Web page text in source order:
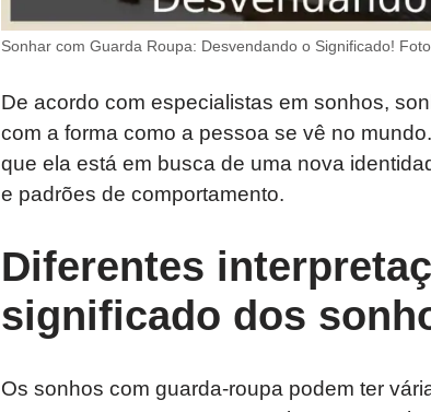
Sonhar com Guarda Roupa: Desvendando o Significado!
De acordo com especialistas em sonhos,
com a forma como a pessoa se vê no
que ela está em busca de uma nova
e padrões de comportamento.
Diferentes
significado dos
Os sonhos com guarda-roupa podem ter